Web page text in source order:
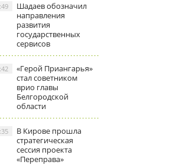
Шадаев обозначил
направления
развития
государственных
сервисов
«Герой Приангарья»
стал советником
врио главы
Белгородской
области
В Кирове прошла
стратегическая
сессия проекта
«Переправа»